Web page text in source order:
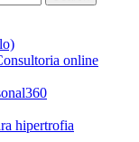
online
hipertrofia